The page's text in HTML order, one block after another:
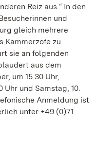
Reiz aus.“ In den
und
gleich mehrere
Kammerzofe zu
sie an folgenden
aus dem
um 15.30 Uhr,
Uhr und Samstag, 10.
Anmeldung ist
unter +49 (0)71